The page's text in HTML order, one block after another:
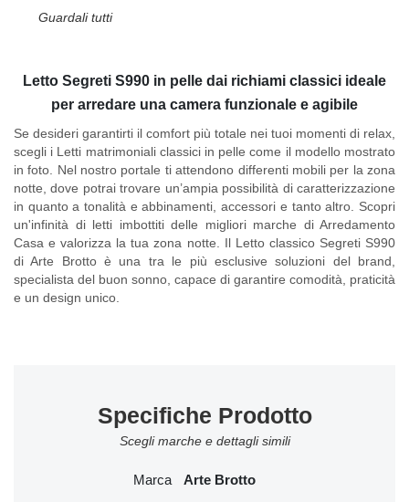
Letto Segreti S990 in pelle dai richiami classici ideale
per arredare una camera funzionale e agibile
Se desideri garantirti il comfort più totale nei tuoi momenti di relax,
scegli i Letti matrimoniali classici in pelle come il modello mostrato
in foto. Nel nostro portale ti attendono differenti mobili per la zona
notte, dove potrai trovare un’ampia possibilità di caratterizzazione
in quanto a tonalità e abbinamenti, accessori e tanto altro. Scopri
un'infinità di letti imbottiti delle migliori marche di Arredamento
Casa e valorizza la tua zona notte. Il Letto classico Segreti S990
di Arte Brottoè una tra le più esclusive soluzioni del brand,
specialista del buon sonno, capace di garantire comodità, praticità
e un design unico.
Guardali tutti
Specifiche Prodotto
Scegli marche e dettagli simili
Marca Arte Brotto